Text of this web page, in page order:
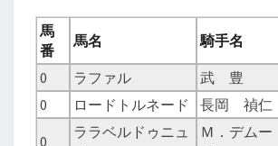
馬
番
馬名 騎手名
0
ラファル 武 豊
0
ロードトルネード 長岡 禎仁
0
ララベルドゥニュ
Ｍ．デムー